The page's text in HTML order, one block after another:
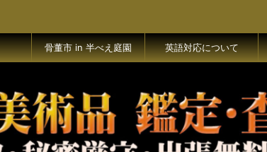
骨董市 in 半べえ庭園 英語対応について